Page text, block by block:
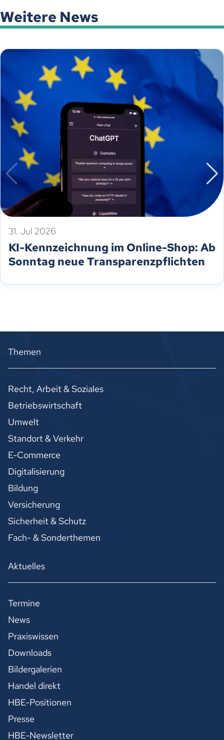
Weitere News
31. Jul 2026
KI-Kennzeichnung im Online-Shop: Ab
Sonntag neue Transparenzpflichten
Themen
Recht, Arbeit & Soziales
Betriebswirtschaft
Umwelt
Standort & Verkehr
E-Commerce
Digitalisierung
Bildung
Versicherung
Sicherheit & Schutz
Fach- & Sonderthemen
Aktuelles
Termine
News
Praxiswissen
Downloads
Bildergalerien
Handel direkt
HBE-Positionen
Presse
HBE-Newsletter